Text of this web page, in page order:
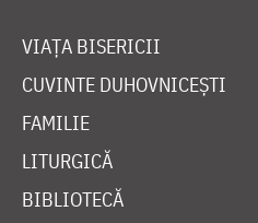
VIAȚA BISERICII
CUVINTE DUHOVNICEȘTI
FAMILIE
LITURGICĂ
BIBLIOTECĂ